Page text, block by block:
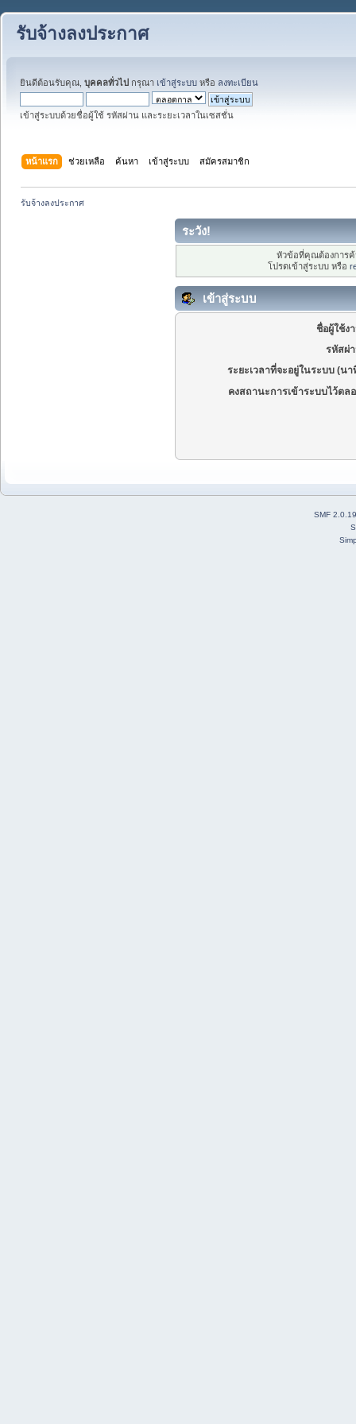
รับจ้างลงประกาศ
ยินดีต้อนรับคุณ, บุคคลทั่วไป กรุณา เข้าสู่ระบบ หรือ ลงทะเบียน
เข้าสู่ระบบด้วยชื่อผู้ใช้ รหัสผ่าน และระยะเวลาในเซสชั่น
หน้าแรก ช่วยเหลือ ค้นหา เข้าสู่ระบบ สมัครสมาชิก
รับจ้างลงประกาศ
ระวัง!
หัวข้อที่คุณต้องการ
โปรดเข้าสู่ระบบ หรือ
เข้าสู่ระบบ
ชื่อผู้ใช้ง
รหัสผ่
ระยะเวลาที่จะอยู่ในระบบ (นา
คงสถานะการเข้าระบบไว้ตล
SMF 2.0.19